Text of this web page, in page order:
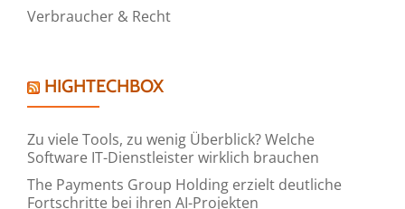
Verbraucher & Recht
HIGHTECHBOX
Zu viele Tools, zu wenig Überblick? Welche
Software IT-Dienstleister wirklich brauchen
The Payments Group Holding erzielt deutliche
Fortschritte bei ihren AI-Projekten